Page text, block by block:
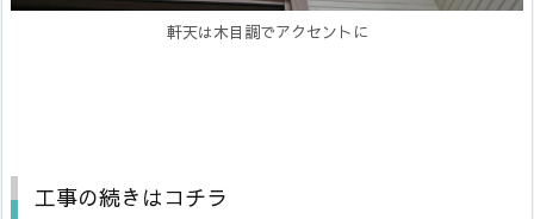
軒天は木目調でアクセントに
工事の続きはコチラ